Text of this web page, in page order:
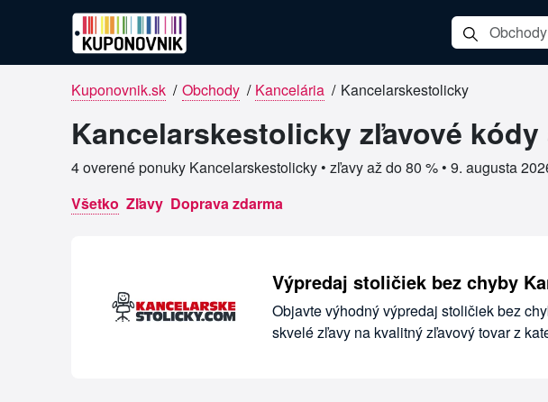
Kuponovnik.sk / Obchody / Kancelária / Kancelarskestolicky
Kancelarskestolicky zľavové
4 overené ponuky Kancelarskestolicky • zľavy až do 80 % • 9. augusta
Overené kupóny pre Kancelarskestolicky
Všetko Zľavy Doprava zdarma
Výpredaj stoličiek bez chyby
Objavte výhodný výpredaj stoličiek bez
skvelé zľavy na kvalitný zľavový tovar z